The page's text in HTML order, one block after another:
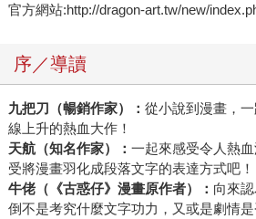
官方網站:http://dragon-art.tw/new/
序／導讀
九把刀（暢銷作家）： 從小說到漫畫，
線上升的熱血大作！
天航（知名作家）： 一起來感受令人熱
受將漫畫羽化成段落文字的表達方式吧！
牛佬（《古惑仔》漫畫原作者）： 向來
倒不是考究什麼文字功力，又或是劇情